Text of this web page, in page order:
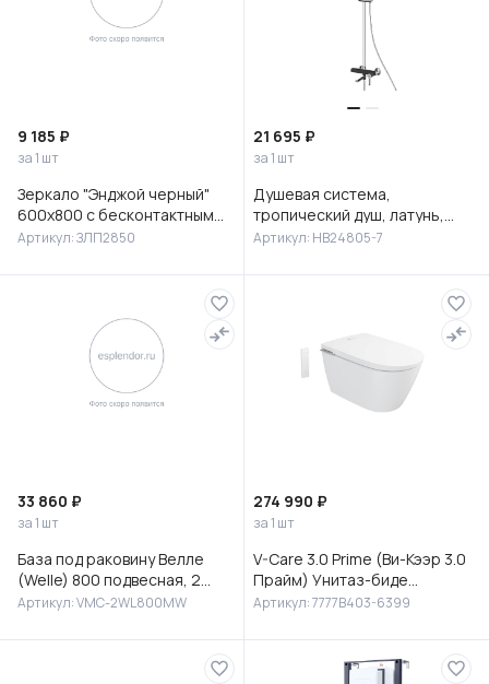
9 185 ₽
за 1 шт
Зеркало "Энджой черный"
600х800 с бесконтактным
сенсором и холодной
Артикул: ЗЛП2850
21 695 ₽
за 1 шт
Душевая система,
тропический душ, латунь,
черный/хром, HB24805-7
Артикул: HB24805-7
33 860 ₽
за 1 шт
База под раковину Велле
(Welle) 800 подвесная, 2
выкатных ящика микролифт,
Артикул: VMC-2WL800MW
274 990 ₽
за 1 шт
V-Care 3.0 Prime (Ви-Кээр 3.0
Прайм) Унитаз-биде
подвесной, 7777B403-6399
Артикул: 7777B403-6399